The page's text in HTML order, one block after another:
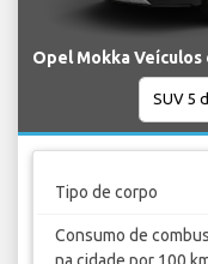
Opel Mokka
Tipo de corpo
Consumo de